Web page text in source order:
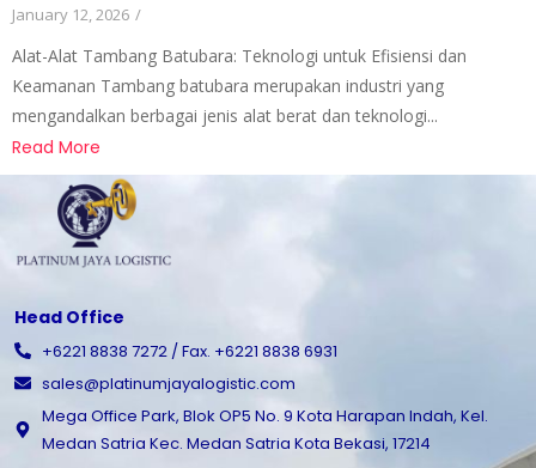
January 12, 2026 /
Alat-Alat Tambang Batubara: Teknologi untuk Efisiensi dan
Keamanan Tambang batubara merupakan industri yang
mengandalkan berbagai jenis alat berat dan teknologi...
Read More
Head Office
+6221 8838 7272 / Fax. +6221 8838 6931
sales@platinumjayalogistic.com
Mega Office Park, Blok OP5 No. 9 Kota Harapan Indah, Kel.
Medan Satria Kec. Medan Satria Kota Bekasi, 17214